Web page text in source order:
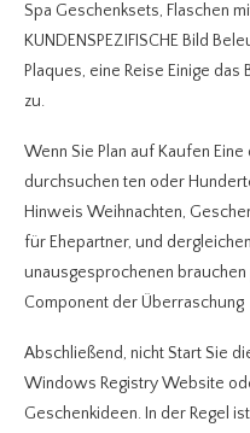
Spa Geschenksets, Flaschen
KUNDENSPEZIFISCHE Bild
Plaques, eine Reise Einige
zu.
Wenn Sie Plan auf Kaufen
durchsuchen ten oder
Hinweis Weihnachten,
für Ehepartner, und
unausgesprochenen
Component der Überraschung
Abschließend, nicht Start Sie
Windows Registry Website
Geschenkideen. In der Regel